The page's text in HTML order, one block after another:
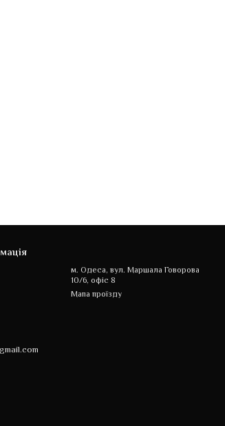
м. Одеса, вул. Маршала Говорова
10/6, офіс 8
Мапа проїзду